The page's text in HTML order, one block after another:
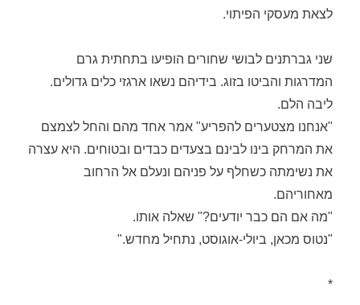
לצאת מעסקי הפיתוי.
שני גברתנים לבושי שחורים הופיעו בתחתית גרם
המדרגות והביטו בזוג. בידיהם נשאו ארגזי כלים גדולים.
ליבה הלם.
"אנחנו מצטערים להפריע" אמר אחד מהם והחל לצמצם
את המרחק בינו לבינם בצעדים כבדים ובטוחים. היא עצרה
את נשימתה כשחלף על פניהם ונעלם אל הרחוב
מאחוריהם.
"מה אם הם כבר יודעים?" שאלה אותו.
"נטוס מכאן, ביולי-אוגוסט, נתחיל מחדש."
*